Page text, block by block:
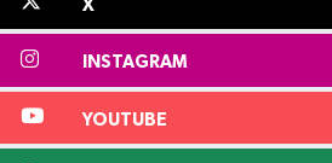
X
INSTAGRAM
YOUTUBE